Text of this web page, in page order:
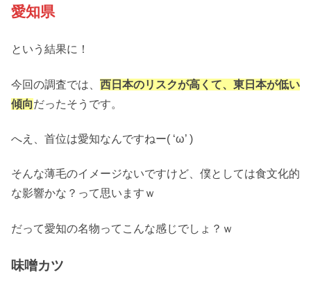
愛知県
という結果に！
今回の調査では、 西日本のリスクが高くて、東日本が低い
傾向だったそうです。
へえ、首位は愛知なんですねー( ‘ω’ )
そんな薄毛のイメージないですけど、僕としては食文化的
な影響かな？って思いますｗ
だって愛知の名物ってこんな感じでしょ？ｗ
味噌カツ